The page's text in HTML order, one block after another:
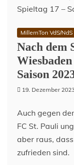
MillernTon VdS/NdS
Nach dem
Saison
19. Dezember
Auch gegen
FC St. Pauli
aber raus,
zufrieden sind.